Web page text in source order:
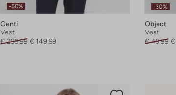
-50%
Genti
Vest
€ 299,99 € 149,99
-30%
Object
Vest
€ 49,99 €